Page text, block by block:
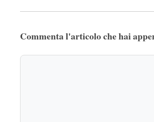
Commenta l'articolo che hai